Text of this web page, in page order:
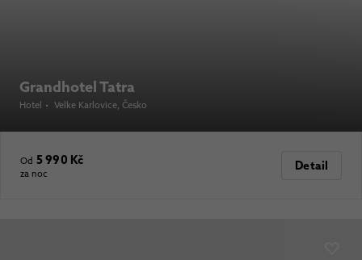
Grandhotel Tatra
Hotel • Velke Karlovice, Česko
Od 5 990 Kč
za noc
Detail